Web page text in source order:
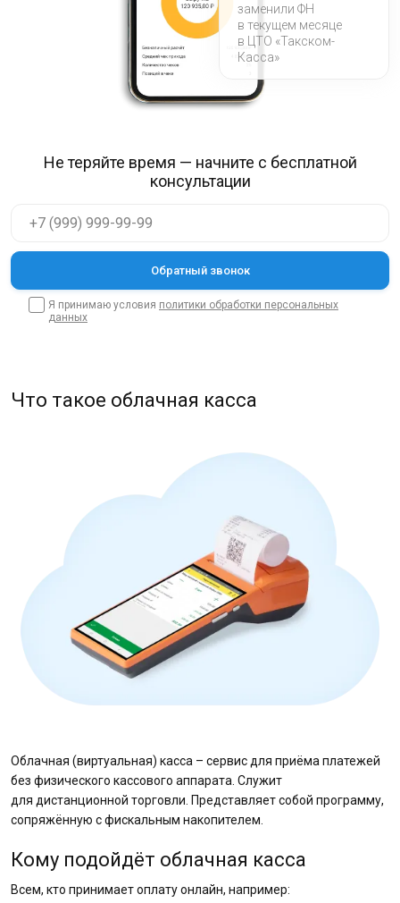
Не теряйте время — начните с бесплатной
консультации
Я принимаю условия политики обработки персональных
данных
заменили ФН
в текущем месяце
в ЦТО «Такском-
Касса»
Что такое облачная касса
Облачная (виртуальная) касса – сервис для приёма платежей
без физического кассового аппарата. Служит
для дистанционной торговли. Представляет собой программу,
сопряжённую с фискальным накопителем.
Кому подойдёт облачная касса
Всем, кто принимает оплату онлайн, например: